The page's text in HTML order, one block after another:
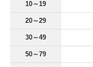
10～19
20～29
30～49
50～79